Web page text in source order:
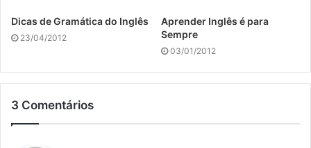
Dicas de Gramática do Inglês
23/04/2012
Aprender Inglês é para
Sempre
03/01/2012
3 Comentários